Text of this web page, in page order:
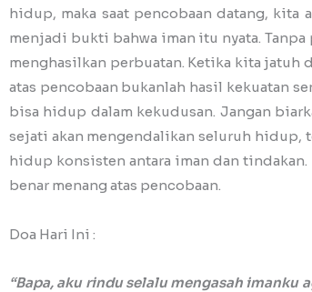
hidup, maka saat pencobaan datang, kita
menjadi bukti bahwa iman itu nyata.
menghasilkan perbuatan. Ketika kita jatuh
atas pencobaan bukanlah hasil kekuatan
bisa hidup dalam kekudusan. Jangan
sejati akan mengendalikan seluruh hidup,
hidup konsisten antara iman dan
benar menang atas pencobaan.
Doa Hari Ini :
“Bapa, aku rindu selalu mengasah imanku